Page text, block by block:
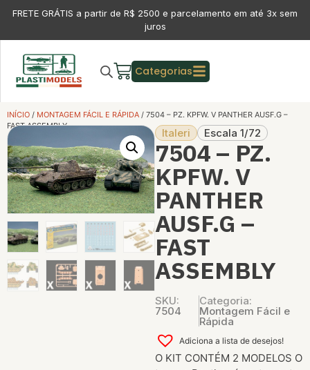
FRETE GRÁTIS a partir de R$ 2500 e parcelamento em até 3x sem
juros
Categorias
INÍCIO / MONTAGEM FÁCIL E RÁPIDA / 7504 – PZ. KPFW. V PANTHER AUSF.G –
FAST ASSEMBLY
Italeri Escala 1/72
7504 – PZ.
KPFW. V
PANTHER
AUSF.G –
FAST
ASSEMBLY
SKU:
7504
Categoria:
Montagem Fácil e
Rápida
Adiciona a lista de desejos!
O KIT CONTÉM 2 MODELOS O